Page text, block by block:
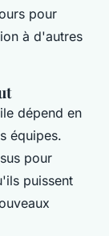
pour
à d'autres
dépend en
équipes.
pour
puissent